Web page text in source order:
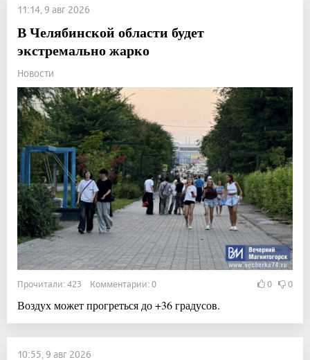
11:14, 9 авг 2026
В Челябинской области будет
экстремально жарко
Новости
Прочитали: 423 Комментарии: 0 0 0
Воздух может прогреться до +36 градусов.
10:55, 9 авг 2026